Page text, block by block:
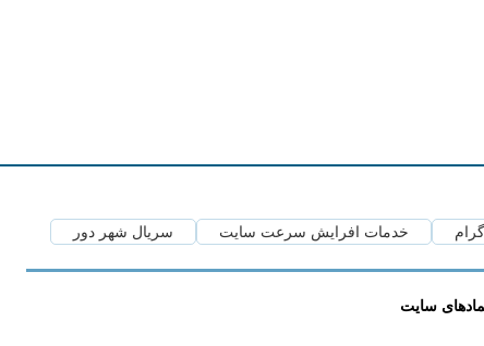
خدمات افرایش سرعت سایت سریال شهر دور
سایت